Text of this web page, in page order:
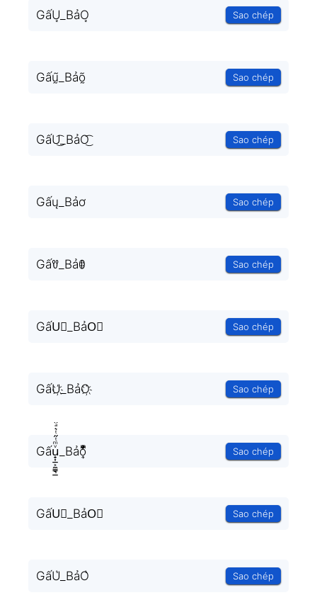
GấU͙_BảO͙ Sao chép
Gấṵ̃_Bảõ̰ Sao chép
GấU͜͡_BảO͜͡ Sao chép
Gấų_Bảơ Sao chép
Gấꀎ_Bảꂦ Sao chép
GấU⃟_BảO⃟ Sao chép
GấU҉_BảO҉ Sao chép
Gấu̟͎̲͕̼̳͉̲ͮͫͭ̋ͭ͛ͣ̈_Bảo͎̜̓̇ͫ̉͊ͨ͊ Sao chép
GấU⃗_BảO⃗ Sao chép
GấU͛_BảO͛ Sao chép